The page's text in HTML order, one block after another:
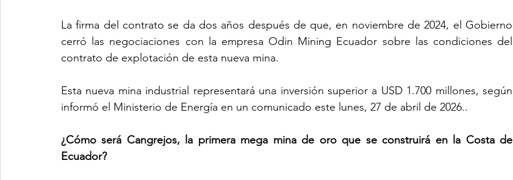
La firma del contrato se da dos años después de que, en noviembre de 2024, el Gobierno
cerró las negociaciones con la empresa Odin Mining Ecuador sobre las condiciones del
contrato de explotación de esta nueva mina.
Esta nueva mina industrial representará una inversión superior a USD 1.700 millones, según
informó el Ministerio de Energía en un comunicado este lunes, 27 de abril de 2026..
¿Cómo será Cangrejos, la primera mega mina de oro que se construirá en la Costa de
Ecuador?